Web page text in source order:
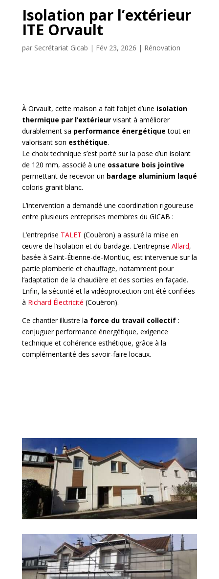
Isolation par l’extérieur
ITE Orvault
par Secrétariat Gicab | Fév 23, 2026 | Rénovation
À Orvault, cette maison a fait l’objet d’une isolation
thermique par l’extérieurvisant à améliorer
durablement sa performance énergétique tout en
valorisant son esthétique.
Le choix technique s’est porté sur la pose d’un isolant
de 120 mm, associé à une ossature bois jointive
permettant de recevoir un bardage aluminium laqué
coloris granit blanc.
L’intervention a demandé une coordination rigoureuse
entre plusieurs entreprises membres du GICAB :
L’entreprise TALET (Couëron) a assuré la mise en
œuvre de l’isolation et du bardage. L’entreprise Allard,
basée à Saint-Étienne-de-Montluc, est intervenue sur la
partie plomberie et chauffage, notamment pour
l’adaptation de la chaudière et des sorties en façade.
Enfin, la sécurité et la vidéoprotection ont été confiées
à Richard Électricité (Couëron).
Ce chantier illustre la force du travail collectif:
conjuguer performance énergétique, exigence
technique et cohérence esthétique, grâce à la
complémentarité des savoir-faire locaux.